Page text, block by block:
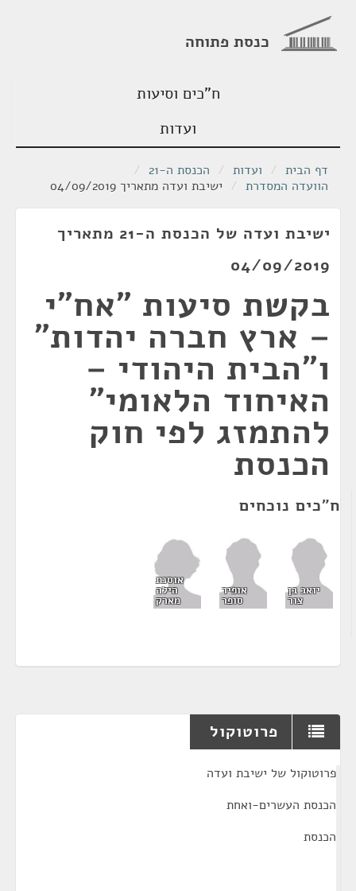
כנסת פתוחה
ח"כים וסיעות
ועדות
דף הבית / ועדות / הכנסת ה-21
/
הוועדה המסדרת / ישיבת ועדה מתאריך 04/09/2019
ישיבת ועדה של הכנסת ה-21 מתאריך
04/09/2019
בקשת סיעות "אח"י
– ארץ חברה יהדות"
ו"הבית היהודי –
האיחוד הלאומי"
להתמזג לפי חוק
הכנסת
ח"כים נוכחים
יואב בן
צור
אופיר
סופר
אוסנת
הילה
מארק
פרוטוקול
פרוטוקול של ישיבת ועדה
הכנסת העשרים-ואחת
הכנסת